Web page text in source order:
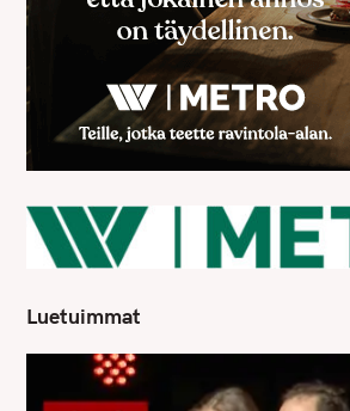
Luetuimmat